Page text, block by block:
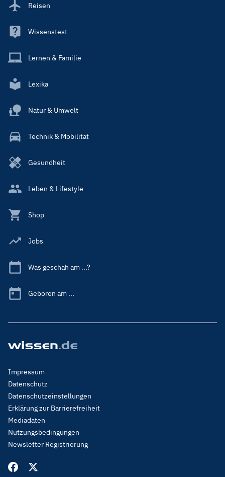
Reisen
Wissenstest
Lernen & Familie
Lexika
Natur & Umwelt
Technik & Mobilität
Gesundheit
Leben & Lifestyle
Shop
Jobs
Was geschah am ...?
Geboren am ...
Footer
Menu
Legal
Impressum
Datenschutz
Datenschutzeinstellungen
Erklärung zur Barrierefreiheit
Mediadaten
Nutzungsbedingungen
Newsletter Registrierung